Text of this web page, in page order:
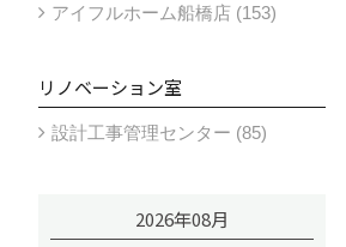
アイフルホーム船橋店 (153)
リノベーション室
設計工事管理センター (85)
2026年08月